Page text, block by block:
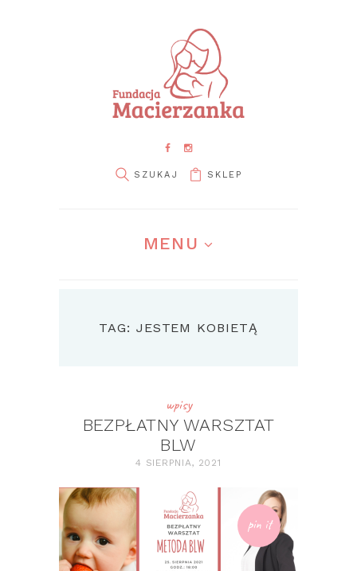
SKLEP
MENU
TAG: JESTEM KOBIETĄ
wpisy
BEZPŁATNY WARSZTAT
BLW
4 SIERPNIA, 2021
pin it